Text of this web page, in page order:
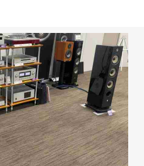
ビンソン)
ュ)